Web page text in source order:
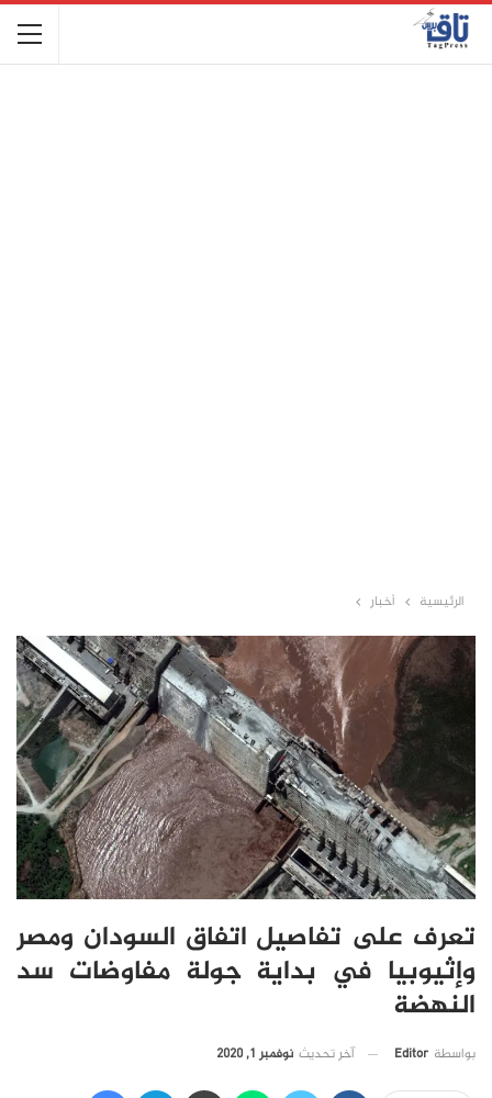
الرئيسية أخبار
تعرف على تفاصيل اتفاق السودان ومصر
وإثيوبيا في بداية جولة مفاوضات سد
النهضة
بواسطة Editor آخر تحديث نوفمبر 1, 2020